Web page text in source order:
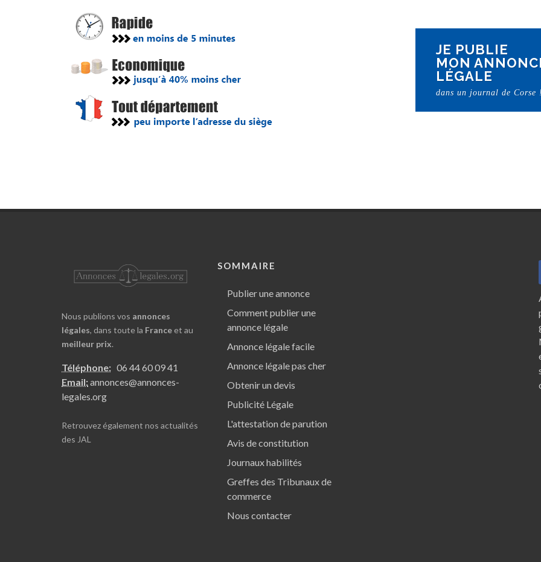
JE PUBLIE
MON
LÉGALE
dans un journal de Corse
Nous publions vos annonces
légales, dans toute la France et au
meilleur prix.
Téléphone: 06 44 60 09 41
Email:annonces@annonces-
legales.org
Retrouvez également nos actualités
des JAL
SOMMAIRE
Publier une annonce
Comment publier une
annonce légale
Annonce légale facile
Annonce légale pas cher
Obtenir un devis
Publicité Légale
L'attestation de parution
Avis de constitution
Journaux habilités
Greffes des Tribunaux de
commerce
Nous contacter